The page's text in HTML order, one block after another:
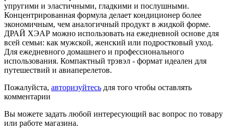
упругими и эластичными, гладкими и послушными.
Концентрированная формула делает кондиционер более
экономичным, чем аналогичный продукт в жидкой форме.
ДРАЙ ХЭАР можно использовать на ежедневной основе для
всей семьи: как мужской, женский или подростковый уход.
Для ежедневного домашнего и профессионального
использования. Компактный трэвэл - формат идеален для
путешествий и авиаперелетов.
Пожалуйста, авторизуйтесь для того чтобы оставлять
комментарии
Вы можете задать любой интересующий вас вопрос по товару
или работе магазина.